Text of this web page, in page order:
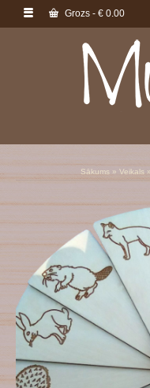
Grozs - € 0.00
Sākums » Veikals »